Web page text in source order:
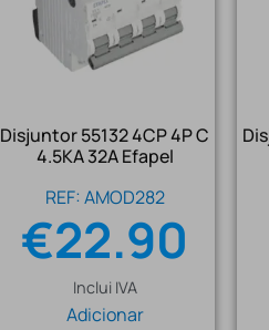
Disjuntor 55132 4CP 4P C
4.5KA 32A Efapel
REF: AMOD282
€22.90
Inclui IVA
Adicionar